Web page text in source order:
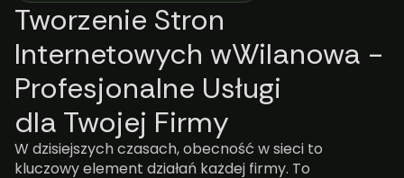
Tworzenie Stron
Internetowych wWilanowa -
Profesjonalne Usługi
dla Twojej Firmy
W dzisiejszych czasach, obecność w sieci to
kluczowy element działań każdej firmy. To